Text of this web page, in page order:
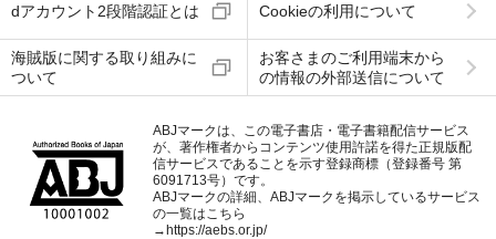
dアカウント2段階認証とは Cookieの利用について
海賊版に関する取り組みに
ついて
お客さまのご利用端末から
の情報の外部送信について
ABJマークは、この電子書店・電子書籍配信サービス
が、著作権者からコンテンツ使用許諾を得た正規版配
信サービスであることを示す登録商標（登録番号 第
6091713号）です。
ABJマークの詳細、ABJマークを掲示しているサービス
の一覧はこちら
→https://aebs.or.jp/